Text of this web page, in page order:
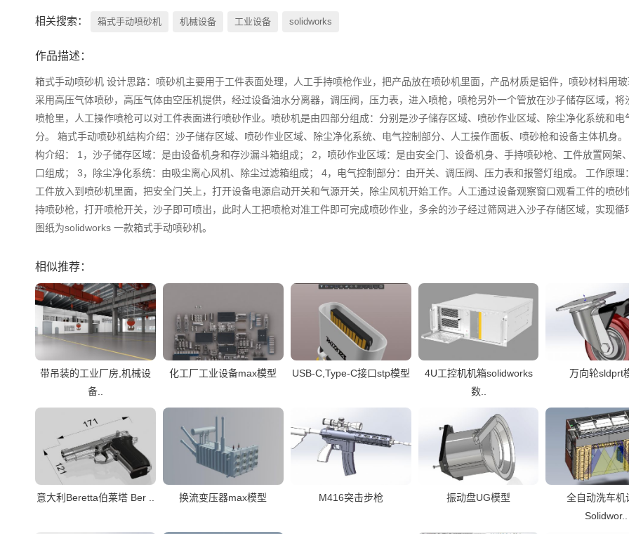
相关搜索： 箱式手动喷砂机 机械设备 工业设备 solidworks
作品描述：
箱式手动喷砂机 设计思路：喷砂机主要用于工件表面处理，人工手持喷枪作业，把产品放在喷砂机里面，产品材质是铝件，喷砂材料用玻
采用高压气体喷砂，高压气体由空压机提供，经过设备油水分离器，调压阀，压力表，进入喷枪，喷枪另外一个管放在沙子储存区域，将
喷枪里，人工操作喷枪可以对工件表面进行喷砂作业。喷砂机是由四部分组成：分别是沙子储存区域、喷砂作业区域、除尘净化系统和电
分。 箱式手动喷砂机结构介绍：沙子储存区域、喷砂作业区域、除尘净化系统、电气控制部分、人工操作面板、喷砂枪和设备主体机身
构介绍： 1，沙子储存区域：是由设备机身和存沙漏斗箱组成； 2，喷砂作业区域：是由安全门、设备机身、手持喷砂枪、工件放置网架
口组成； 3，除尘净化系统：由吸尘离心风机、除尘过滤箱组成； 4，电气控制部分：由开关、调压阀、压力表和报警灯组成。 工作原理
工件放入到喷砂机里面，把安全门关上，打开设备电源启动开关和气源开关，除尘风机开始工作。人工通过设备观察窗口观看工件的喷砂
持喷砂枪，打开喷枪开关，沙子即可喷出，此时人工把喷枪对准工件即可完成喷砂作业，多余的沙子经过筛网进入沙子存储区域，实现循
图纸为solidworks 一款箱式手动喷砂机。
相似推荐：
带吊装的工业厂房,机械设
备..
化工厂工业设备max模型 USB-C,Type-C接口stp模型
4U工控机机箱solidworks
数..
万向轮sldprt
意大利Beretta伯莱塔 Ber .. 换流变压器max模型 M416突击步枪 振动盘UG模型
全自动洗车机
Solidwor..